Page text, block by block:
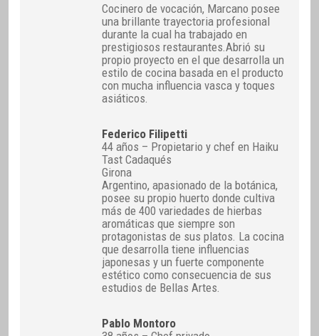
Cocinero de vocación, Marcano posee
una brillante trayectoria profesional
durante la cual ha trabajado en
prestigiosos restaurantes.Abrió su
propio proyecto en el que desarrolla un
estilo de cocina basada en el producto
con mucha influencia vasca y toques
asiáticos.
Federico Filipetti
44 años – Propietario y chef en Haiku
Tast Cadaqués
Girona
Argentino, apasionado de la botánica,
posee su propio huerto donde cultiva
más de 400 variedades de hierbas
aromáticas que siempre son
protagonistas de sus platos. La cocina
que desarrolla tiene influencias
japonesas y un fuerte componente
estético como consecuencia de sus
estudios de Bellas Artes.
Pablo Montoro